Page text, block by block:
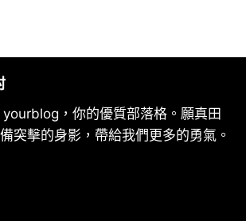
，你的優質部落格。願真田
突擊的身影，帶給我們更多的勇氣。